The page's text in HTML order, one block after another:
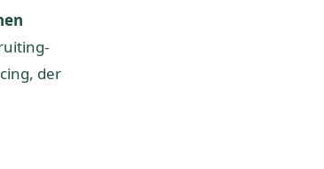
der